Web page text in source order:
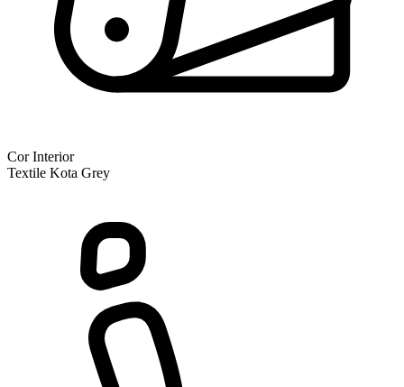
Cor Interior
Textile Kota Grey